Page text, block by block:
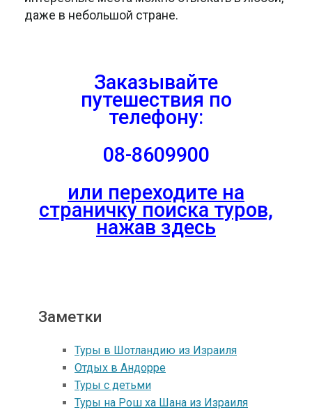
даже в небольшой стране.
Заказывайте
путешествия по
телефону:
08-8609900
или переходите на
страничку поиска туров,
нажав здесь
Заметки
Туры в Шотландию из Израиля
Отдых в Андорре
Туры с детьми
Туры на Рош ха Шана из Израиля